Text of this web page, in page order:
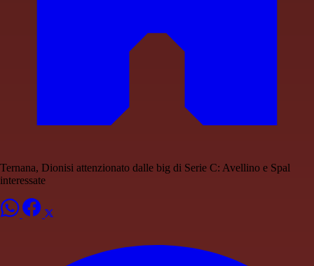
Ternana, Dionisi attenzionato dalle big di Serie C: Avellino e Spal
interessate